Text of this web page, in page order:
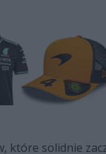
które solidnie